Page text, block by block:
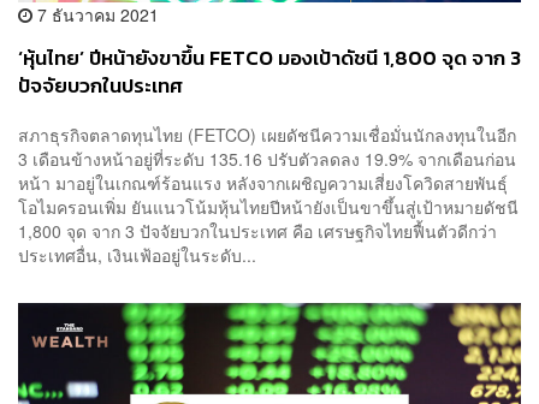
7 ธันวาคม 2021
‘หุ้นไทย’ ปีหน้ายังขาขึ้น FETCO มองเป้าดัชนี 1,800 จุด จาก 3
ปัจจัยบวกในประเทศ​
สภาธุรกิจตลาดทุนไทย (FETCO) เผยดัชนีความเชื่อมั่นนักลงทุนในอีก
3 เดือนข้างหน้าอยู่ที่ระดับ 135.16 ปรับตัวลดลง 19.9% จากเดือนก่อน
หน้า มาอยู่ในเกณฑ์ร้อนแรง หลังจากเผชิญความเสี่ยงโควิดสายพันธุ์
โอไมครอนเพิ่ม ยันแนวโน้มหุ้นไทยปีหน้ายังเป็นขาขึ้นสู่เป้าหมายดัชนี
1,800 จุด จาก 3 ปัจจัยบวกในประเทศ คือ เศรษฐกิจไทยฟื้นตัวดีกว่า
ประเทศอื่น, เงินเฟ้ออยู่ในระดับ...